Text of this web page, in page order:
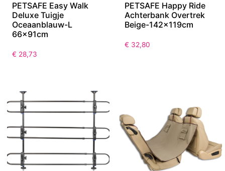
PETSAFE Easy Walk
Deluxe Tuigje
Oceaanblauw-L
66x91cm
€ 28,73
PETSAFE Happy Ride
Achterbank Overtrek
Beige-142x119cm
€ 32,80